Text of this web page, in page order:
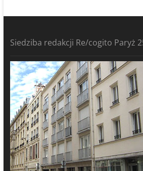
Siedziba redakcji Re/cogito Paryż